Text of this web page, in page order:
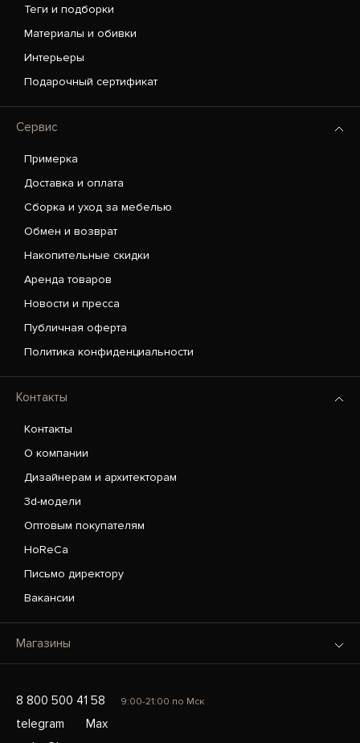
Теги и подборки
Материалы и обивки
Интерьеры
Подарочный сертификат
Сервис
Примерка
Доставка и оплата
Сборка и уход за мебелью
Обмен и возврат
Накопительные скидки
Аренда товаров
Новости и пресса
Публичная оферта
Политика конфиденциальности
Контакты
Контакты
О компании
Дизайнерам и архитекторам
3d-модели
Оптовым покупателям
HoReCa
Письмо директору
Вакансии
Магазины
8 800 500 41 58 9:00-21:00 по Мск
telegram
Max